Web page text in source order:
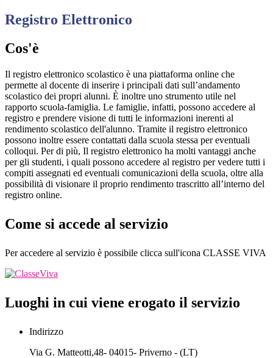
Registro Elettronico
Cos'è
Il registro elettronico scolastico è una piattaforma online che
permette al docente di inserire i principali dati sull’andamento
scolastico dei propri alunni. È inoltre uno strumento utile nel
rapporto scuola-famiglia. Le famiglie, infatti, possono accedere al
registro e prendere visione di tutti le informazioni inerenti al
rendimento scolastico dell'alunno. Tramite il registro elettronico
possono inoltre essere contattati dalla scuola stessa per eventuali
colloqui. Per di più, Il registro elettronico ha molti vantaggi anche
per gli studenti, i quali possono accedere al registro per vedere tutti i
compiti assegnati ed eventuali comunicazioni della scuola, oltre alla
possibilità di visionare il proprio rendimento trascritto all’interno del
registro online.
Come si accede al servizio
Per accedere al servizio è possibile clicca sull'icona CLASSE VIVA
Luoghi in cui viene erogato il servizio
Indirizzo
Via G. Matteotti,48- 04015- Priverno - (LT)